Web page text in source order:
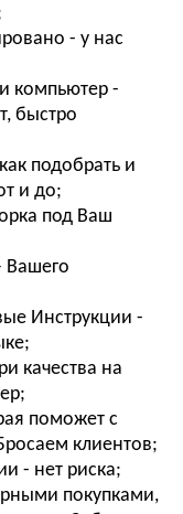
- у нас
компьютер -
быстро
подобрать и
и до;
под Ваш
Вашего
Инструкции -
качества на
поможет с
клиентов;
- нет риска;
покупками,